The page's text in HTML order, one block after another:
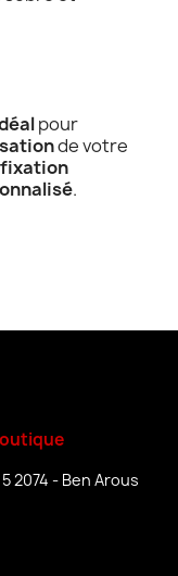
pour
de votre
.
2074 - Ben Arous